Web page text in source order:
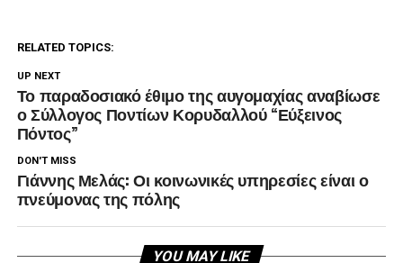
RELATED TOPICS:
UP NEXT
Το παραδοσιακό έθιμο της αυγομαχίας αναβίωσε
ο Σύλλογος Ποντίων Κορυδαλλού “Εύξεινος
Πόντος”
DON'T MISS
Γιάννης Μελάς: Οι κοινωνικές υπηρεσίες είναι ο
πνεύμονας της πόλης
YOU MAY LIKE